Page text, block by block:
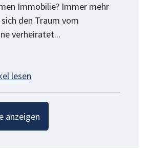
Immobilie? Immer mehr
den Traum vom
verheiratet...
lesen
anzeigen